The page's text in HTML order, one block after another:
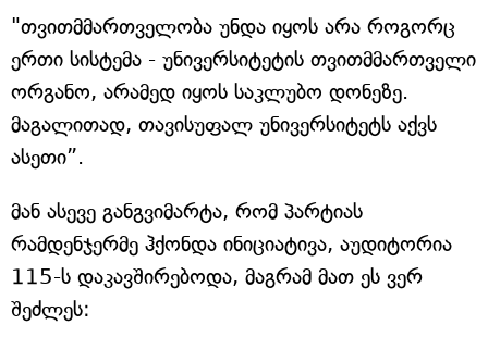
"თვითმმართველობა უნდა იყოს არა როგორც
ერთი სისტემა - უნივერსიტეტის თვითმმართველი
ორგანო, არამედ იყოს საკლუბო დონეზე.
მაგალითად, თავისუფალ უნივერსიტეტს აქვს
ასეთი”.
მან ასევე განგვიმარტა, რომ პარტიას
რამდენჯერმე ჰქონდა ინიციატივა, აუდიტორია
115-ს დაკავშირებოდა, მაგრამ მათ ეს ვერ
შეძლეს: